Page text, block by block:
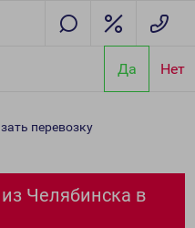
Да Нет
перевозку
Челябинска в